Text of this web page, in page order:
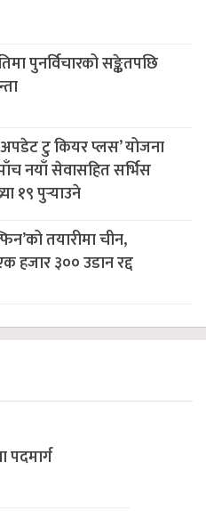
पुनर्विचारको सङ्केतपछि
टु कियर प्लस’ योजना
नयाँ सेवासहित सर्भिस
१९ पुर्‍याउने
तयारीमा चीन,
हजार ३०० उडान रद्द